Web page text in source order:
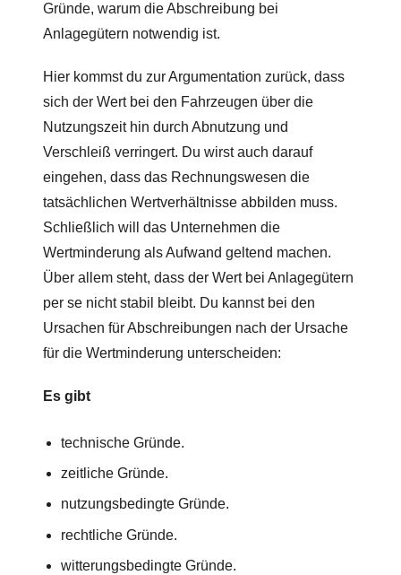
Gründe, warum die Abschreibung bei
Anlagegütern notwendig ist.
Hier kommst du zur Argumentation zurück, dass
sich der Wert bei den Fahrzeugen über die
Nutzungszeit hin durch Abnutzung und
Verschleiß verringert. Du wirst auch darauf
eingehen, dass das Rechnungswesen die
tatsächlichen Wertverhältnisse abbilden muss.
Schließlich will das Unternehmen die
Wertminderung als Aufwand geltend machen.
Über allem steht, dass der Wert bei Anlagegütern
per se nicht stabil bleibt. Du kannst bei den
Ursachen für Abschreibungen nach der Ursache
für die Wertminderung unterscheiden:
Es gibt
technische Gründe.
zeitliche Gründe.
nutzungsbedingte Gründe.
rechtliche Gründe.
witterungsbedingte Gründe.